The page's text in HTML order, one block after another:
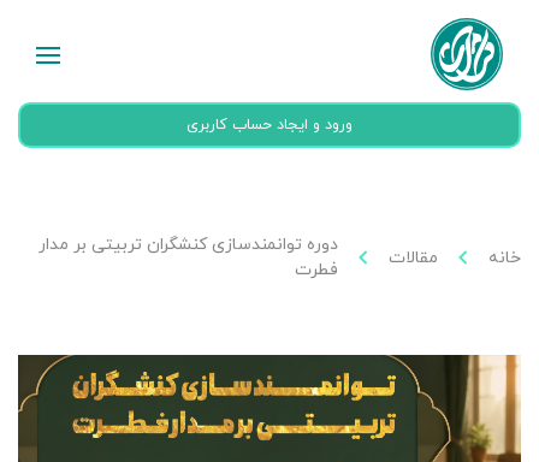
ورود و ایجاد حساب کاربری
خانه مقالات
دوره توانمندسازی کنشگران تربیتی بر مدار
فطرت